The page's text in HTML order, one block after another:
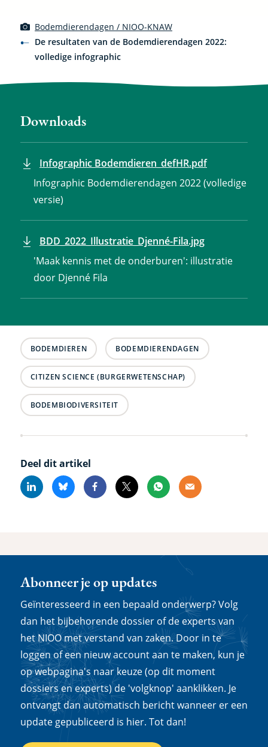
Bodemdierendagen / NIOO-KNAW
De resultaten van de Bodemdierendagen 2022:
volledige infographic
Downloads
Infographic Bodemdieren_defHR.pdf
Infographic Bodemdierendagen 2022 (volledige
versie)
BDD_2022_Illustratie_Djenné-Fila.jpg
'Maak kennis met de onderburen': illustratie
door Djenné Fila
BODEMDIEREN BODEMDIERENDAGEN
CITIZEN SCIENCE (BURGERWETENSCHAP)
BODEMBIODIVERSITEIT
Deel dit artikel
LinkedinBlueskyFacebook
X Whatsapp
Email
Abonneer je op updates
Geïnteresseerd in een bepaald onderwerp? Volg
dan het bijbehorende dossier of de experts van
het NIOO met verstand van zaken. Door in te
loggen of een nieuw account aan te maken, kun je
op webpagina's naar keuze (op dit moment
dossiers en experts) de 'volgknop' aanklikken. Je
ontvangt dan automatisch bericht wanneer er een
update gepubliceerd is hier. Tot dan!